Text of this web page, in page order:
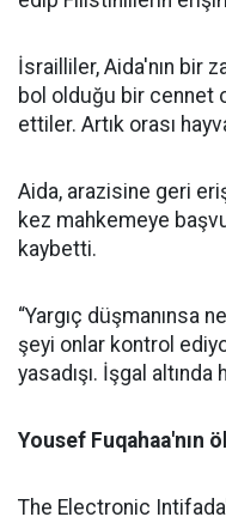
İsrailliler, Aida'nın bir
bol olduğu bir cennet
ettiler. Artık orası
Aida, arazisine geri
kez mahkemeye
kaybetti.
“Yargıç düşmanınsa
şeyi onlar kontrol
yasadışı. İşgal altında
Yousef Fuqahaa'nın
The Electronic